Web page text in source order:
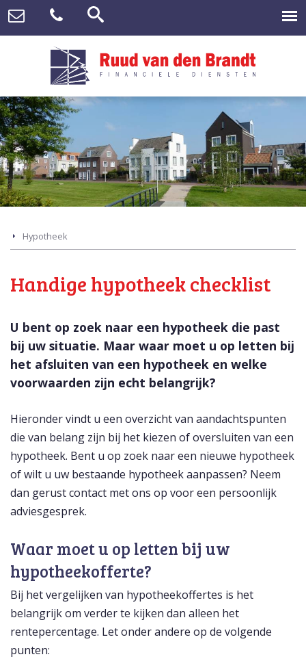
Hypotheek
Handige hypotheek checklist
U bent op zoek naar een hypotheek die past
bij uw situatie. Maar waar moet u op letten bij
het afsluiten van een hypotheek en welke
voorwaarden zijn echt belangrijk?
Hieronder vindt u een overzicht van aandachtspunten
die van belang zijn bij het kiezen of oversluiten van een
hypotheek. Bent u op zoek naar een nieuwe hypotheek
of wilt u uw bestaande hypotheek aanpassen? Neem
dan gerust contact met ons op voor een persoonlijk
adviesgesprek.
Waar moet u op letten bij uw
hypotheekofferte?
Bij het vergelijken van hypotheekoffertes is het
belangrijk om verder te kijken dan alleen het
rentepercentage. Let onder andere op de volgende
punten: